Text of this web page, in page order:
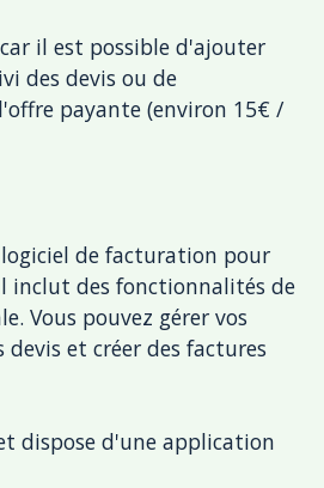
il est possible d'ajouter
des devis ou de
payante (environ 15€ /
de facturation pour
inclut des fonctionnalités de
Vous pouvez gérer vos
devis et créer des factures
dispose d'une application